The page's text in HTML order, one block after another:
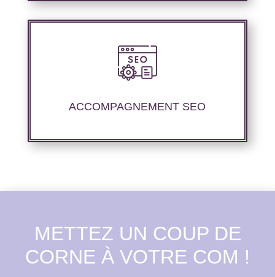
ACCOMPAGNEMENT SEO
Nous offrons un suivi et un rapport de
positionnement détaillé pour vous permettre
METTEZ UN COUP DE
CORNE À VOTRE COM !